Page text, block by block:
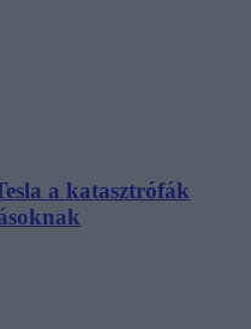
a katasztrófák